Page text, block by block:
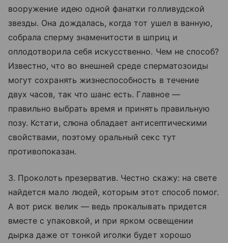
вооружение идею одной фанатки голливудской
звезды. Она дождалась, когда тот ушел в ванную,
собрала сперму знаменитости в шприц и
оплодотворила себя искусственно. Чем не способ?
Известно, что во внешней среде сперматозоиды
могут сохранять жизнеспособность в течение
двух часов, так что шанс есть. Главное —
правильно выбрать время и принять правильную
позу. Кстати, слюна обладает антисептическими
свойствами, поэтому оральный секс тут
противопоказан.
3. Проколоть презерватив. Честно скажу: на свете
найдется мало людей, которым этот способ помог.
А вот риск велик — ведь прокалывать придется
вместе с упаковкой, и при ярком освещении
дырка даже от тонкой иголки будет хорошо